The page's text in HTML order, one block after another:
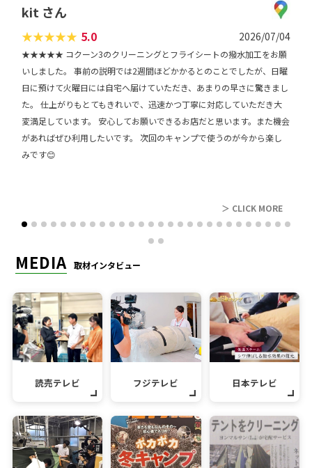
kit さん
★★★★★ 5.0 2026/07/04
★★★★★ コクーン3のクリーニングとフライシートの撥水加工をお願
いしました。 事前の説明では2週間ほどかかるとのことでしたが、日曜
日に預けて火曜日には自宅へ届けていただき、あまりの早さに驚きまし
た。 仕上がりもとてもきれいで、迅速かつ丁寧に対応していただき大
変満足しています。 安心してお願いできるお店だと思います。また機会
があればぜひ利用したいです。 次回のキャンプで使うのが今から楽し
みです😊
＞ CLICK MORE
MEDIA 取材インタビュー
読売テレビ フジテレビ 日本テレビ